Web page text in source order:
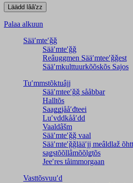
Palaa alkuun
Sääʹmteʹǧǧ
Sääʹmteʹǧǧ
Reâuggmen Sääʹmteeʹǧǧest
Sääʹmkulttuurkõõskõs Sajos
Tuʹmmstõktuâjj
Sääʹmteeʹǧǧ sååbbar
Halltõs
Saaǥǥjååʹđteei
Luʹvddkååʹdd
Vaaldâšm
Sääʹmteʹǧǧ vaal
Sääʹmteʹǧǧlääʹjj meâldlaž
saǥstõõllâmõõlǥtõs
Jeeʹres tåimmorgaan
Vasttõsvuuʹd